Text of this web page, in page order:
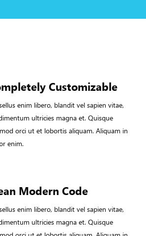
Customizable
enim libero, blandit vel sapien vitae,
ultricies magna et. Quisque
orci ut et lobortis aliquam. Aliquam in
enim.
Modern Code
enim libero, blandit vel sapien vitae,
ultricies magna et. Quisque